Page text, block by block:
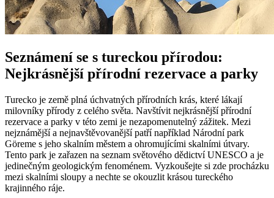
Seznámení se s tureckou přírodou:
Nejkrásnější přírodní rezervace a parky
Turecko je země plná úchvatných přírodních krás, které lákají
milovníky přírody z celého světa. Navštívit nejkrásnější přírodní
rezervace a parky v této zemi je nezapomenutelný zážitek. Mezi
nejznámější a nejnavštěvovanější patří například Národní park
Göreme s jeho skalním městem a ohromujícími skalními útvary.
Tento park je zařazen na seznam světového dědictví UNESCO a je
jedinečným geologickým fenoménem. Vyzkoušejte si zde procházku
mezi skalními sloupy a nechte se okouzlit krásou tureckého
krajinného ráje.